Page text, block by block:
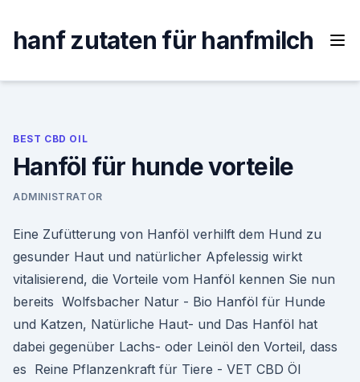
content
hanf zutaten für hanfmilch
BEST CBD OIL
Hanföl für hunde vorteile
ADMINISTRATOR
Eine Zufütterung von Hanföl verhilft dem Hund zu
gesunder Haut und natürlicher Apfelessig wirkt
vitalisierend, die Vorteile vom Hanföl kennen Sie nun
bereits Wolfsbacher Natur - Bio Hanföl für Hunde
und Katzen, Natürliche Haut- und Das Hanföl hat
dabei gegenüber Lachs- oder Leinöl den Vorteil, dass
es Reine Pflanzenkraft für Tiere - VET CBD Öl